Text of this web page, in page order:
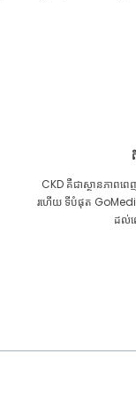
CKD គឺ​ជា​ស្ថានភាព​ព
រហើយ ទីបំផុត GoMedii
ដល់ព